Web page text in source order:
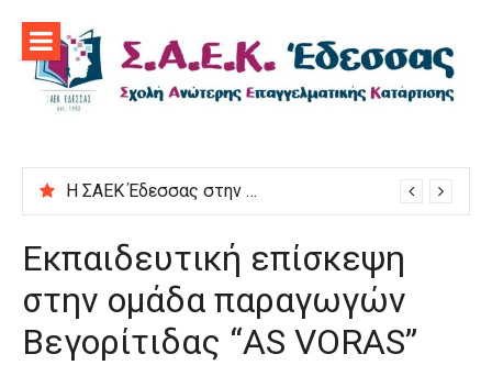
περιεχόμενο
Η ΣΑΕΚ Έδεσσας στην εκδήλωση “Μαγειρεύουμε στις ρίζες μας”
Εκπαιδευτική επίσκεψη
στην ομάδα παραγωγών
Βεγορίτιδας “AS VORAS”